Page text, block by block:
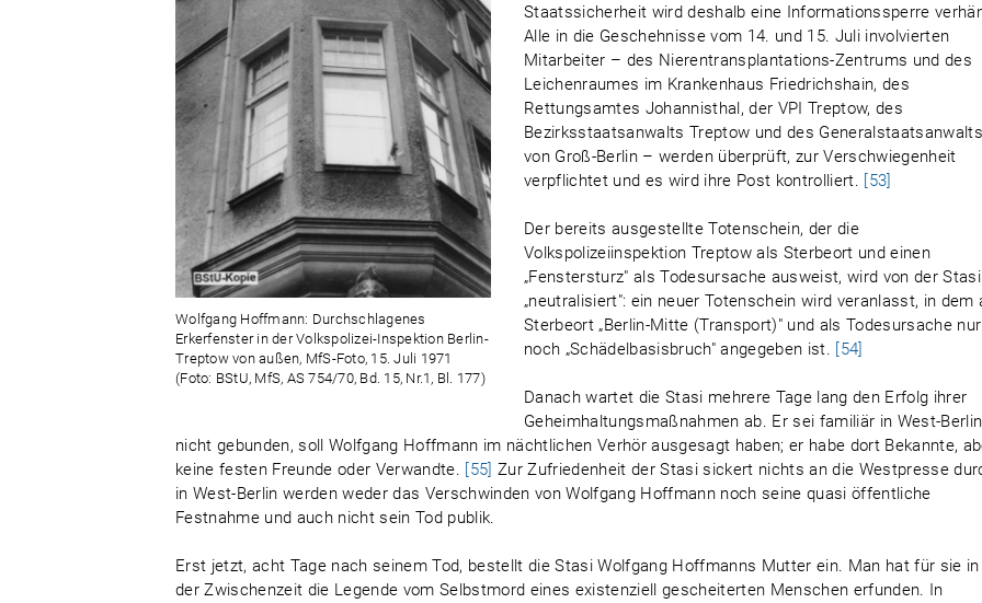
Wolfgang Hoffmann: Durchschlagenes
Erkerfenster in der Volkspolizei-Inspektion Berlin-
Treptow von außen, MfS-Foto, 15. Juli 1971
(Foto: BStU, MfS, AS 754/70, Bd. 15, Nr.1, Bl. 177)
Staatssicherheit wird deshalb eine Informationssperre
Alle in die Geschehnisse vom 14. und 15. Juli involvierten
Mitarbeiter – des Nierentransplantations-Zentrums und des
Leichenraumes im Krankenhaus Friedrichshain, des
Rettungsamtes Johannisthal, der VPI Treptow, des
Bezirksstaatsanwalts Treptow und des Generalstaatsanwalts
von Groß-Berlin – werden überprüft, zur Verschwiegenheit
verpflichtet und es wird ihre Post kontrolliert. [53]
Der bereits ausgestellte Totenschein, der die
Volkspolizeiinspektion Treptow als Sterbeort und einen
„Fenstersturz" als Todesursache ausweist, wird von der Stasi
„neutralisiert": ein neuer Totenschein wird veranlasst, in dem
Sterbeort „Berlin-Mitte (Transport)" und als Todesursache nur
noch „Schädelbasisbruch" angegeben ist. [54]
Danach wartet die Stasi mehrere Tage lang den Erfolg ihrer
Geheimhaltungsmaßnahmen ab. Er sei familiär in West-Berlin
nicht gebunden, soll Wolfgang Hoffmann im nächtlichen Verhör ausgesagt haben; er habe dort Bekannte,
keine festen Freunde oder Verwandte. [55] Zur Zufriedenheit der Stasi sickert nichts an die Westpresse
in West-Berlin werden weder das Verschwinden von Wolfgang Hoffmann noch seine quasi öffentliche
Festnahme und auch nicht sein Tod publik.
Erst jetzt, acht Tage nach seinem Tod, bestellt die Stasi Wolfgang Hoffmanns Mutter ein. Man hat für sie in
der Zwischenzeit die Legende vom Selbstmord eines existenziell gescheiterten Menschen erfunden. In